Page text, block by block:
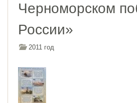
Черноморском
России»
2011 год